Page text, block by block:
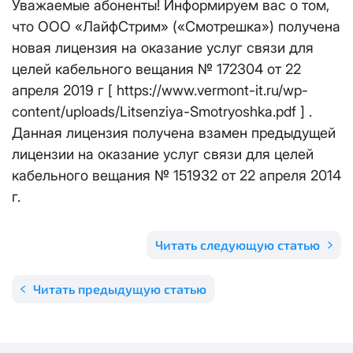
Уважаемые абоненты! Информируем вас о том,
что ООО «ЛайфСтрим» («Смотрешка») получена
новая лицензия на оказание услуг связи для
целей кабельного вещания № 172304 от 22
апреля 2019 г [ https://www.vermont-it.ru/wp-
content/uploads/Litsenziya-Smotryoshka.pdf ] .
Данная лицензия получена взамен предыдущей
лицензии на оказание услуг связи для целей
кабельного вещания № 151932 от 22 апреля 2014
г.
Читать предыдущую статью
Читать следующую статью
Телевидение
Аренда оборудования
Отправить
Я даюсогласие на обработку персональных данныхв
соответствии сПолитикой в отношении обработки
персональных данных
КС 300
НП20
КС 500
НП30
Стандарт
Email*
Адрес подключения *
Email*
Отправить
Я даюсогласие на обработку персональных данныхв
соответствии сПолитикой в отношении обработки
персональных данных
Выделение публичного IP адреса один раз
последующее выделение публичного IP адреса с